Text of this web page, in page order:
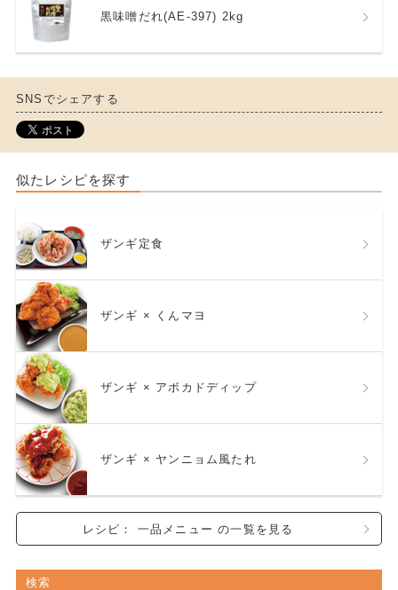
黒味噌だれ(AE-397) 2kg
SNSでシェアする
似たレシピを探す
ザンギ定食
ザンギ × くんマヨ
ザンギ × アボカドディップ
ザンギ × ヤンニョム風たれ
レシピ： 一品メニュー の一覧を見る
検索